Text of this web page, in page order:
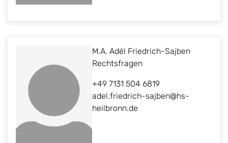
M.A. Adél Friedrich-Sajben
Rechtsfragen
+49 7131 504 6819
adel.friedrich-sajben@hs-
heilbronn.de